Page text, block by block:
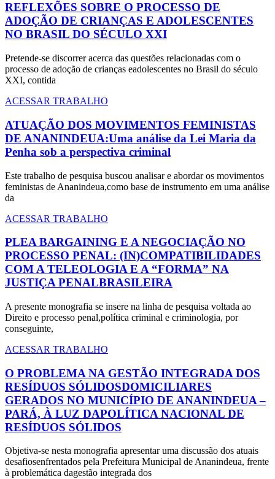
REFLEXÕES SOBRE O PROCESSO DE
ADOÇÃO DE CRIANÇAS E ADOLESCENTES
NO BRASIL DO SÉCULO XXI
Pretende-se discorrer acerca das questões relacionadas com o
processo de adoção de crianças eadolescentes no Brasil do século
XXI, contida
ACESSAR TRABALHO
ATUAÇÃO DOS MOVIMENTOS FEMINISTAS
DE ANANINDEUA:Uma análise da Lei Maria da
Penha sob a perspectiva criminal
Este trabalho de pesquisa buscou analisar e abordar os movimentos
feministas de Ananindeua,como base de instrumento em uma análise
da
ACESSAR TRABALHO
PLEA BARGAINING E A NEGOCIAÇÃO NO
PROCESSO PENAL: (IN)COMPATIBILIDADES
COM A TELEOLOGIA E A “FORMA” NA
JUSTIÇA PENALBRASILEIRA
A presente monografia se insere na linha de pesquisa voltada ao
Direito e processo penal,política criminal e criminologia, por
conseguinte,
ACESSAR TRABALHO
O PROBLEMA NA GESTÃO INTEGRADA DOS
RESÍDUOS SÓLIDOSDOMICILIARES
GERADOS NO MUNICÍPIO DE ANANINDEUA –
PARÁ, À LUZ DAPOLÍTICA NACIONAL DE
RESÍDUOS SÓLIDOS
Objetiva-se nesta monografia apresentar uma discussão dos atuais
desafiosenfrentados pela Prefeitura Municipal de Ananindeua, frente
à problemática dagestão integrada dos